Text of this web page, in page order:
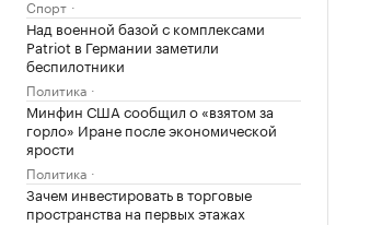
Спорт
Над военной базой с комплексами
Patriot в Германии заметили
беспилотники
Политика
Минфин США сообщил о «взятом за
горло» Иране после экономической
ярости
Политика
Зачем инвестировать в торговые
пространства на первых этажах